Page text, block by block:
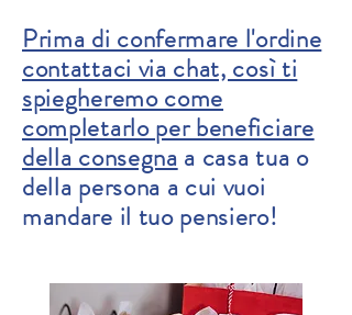
Prima di confermare l'ordine
contattaci via chat, così ti
spiegheremo come
completarlo per beneficiare
della consegna a casa tua o
della persona a cui vuoi
mandare il tuo pensiero!